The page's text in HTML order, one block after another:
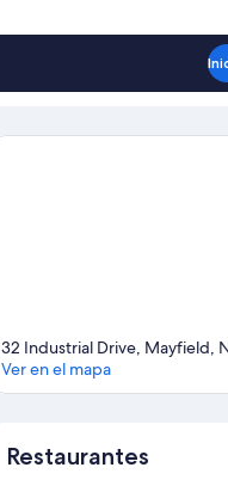
32 Industrial Drive, Mayfield,
Ver en el mapa
Restaurantes